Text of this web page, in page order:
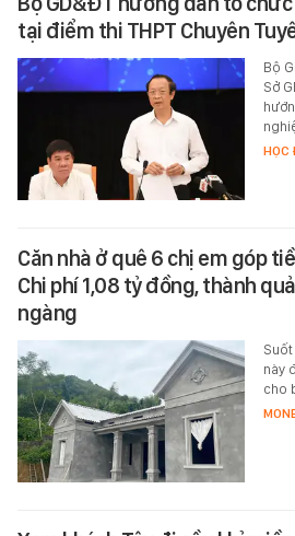
tại điểm thi THPT Chuyên
Bộ
Sở
HỌC
Căn nhà ở quê 6 chị em góp
Chi phí 1,08 tỷ đồng, thành
ngàng
này
cho